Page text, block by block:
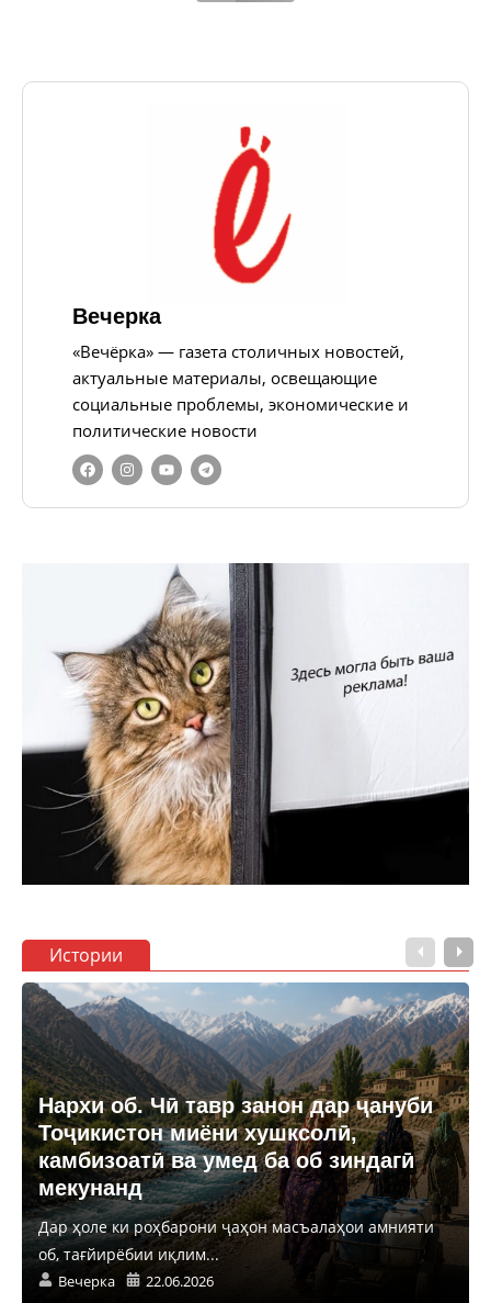
Вечерка
«Вечёрка» — газета столичных новостей,
актуальные материалы, освещающие
социальные проблемы, экономические и
политические новости
Истории
Нархи об. Чӣ тавр занон дар ҷануби
Тоҷикистон миёни хушксолӣ,
камбизоатӣ ва умед ба об зиндагӣ
мекунанд
Дар ҳоле ки роҳбарони ҷаҳон масъалаҳои амнияти
об, тағйирёбии иқлим...
Вечерка 22.06.2026